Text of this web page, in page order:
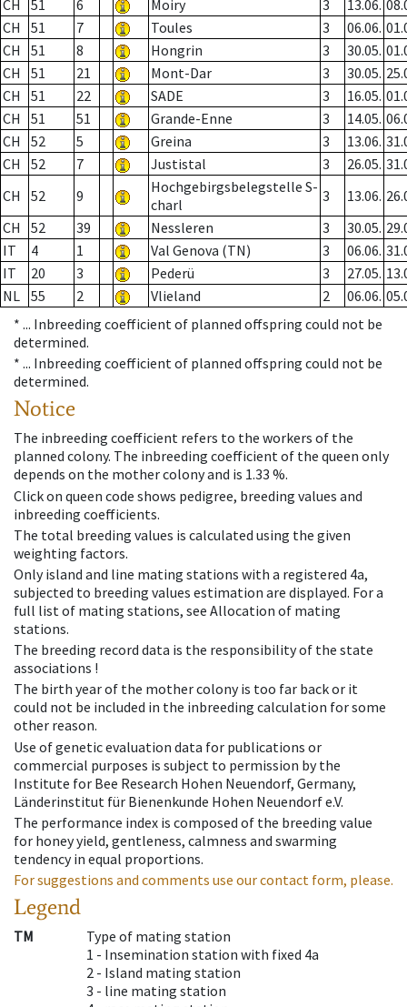
CH 51 6 Moiry 3 13.06.
CH
51 7 Toules 3 06.06.
CH
51 8 Hongrin 3 30.05.
CH
51 21 Mont-Dar 3 30.05.
CH
51 22 SADE 3 16.05.
CH
51 51 Grande-Enne 3 14.05.
CH
52 5 Greina 3 13.06.
CH
52 7 Justistal 3 26.05.
CH
52 9
Hochgebirgsbelegstelle S-
charl
3 13.06.
CH
52 39 Nessleren 3 30.05.
IT
4 1 Val Genova (TN) 3 06.06.
IT
20 3 Pederü 3 27.05.
NL 55 2 Vlieland 2 06.06.
* ... Inbreeding coefficient of planned offspring could not be
determined.
* ... Inbreeding coefficient of planned offspring could not be
determined.
Notice
The inbreeding coefficient refers to the workers of the
planned colony. The inbreeding coefficient of the queen only
depends on the mother colony and is 1.33 %.
Click on queen code shows pedigree, breeding values and
inbreeding coefficients.
The total breeding values is calculated using the given
weighting factors.
Only island and line mating stations with a registered 4a,
subjected to breeding values estimation are displayed. For a
full list of mating stations, see Allocation of mating
stations.
The breeding record data is the responsibility of the state
associations !
The birth year of the mother colony is too far back or it
could not be included in the inbreeding calculation for some
other reason.
Use of genetic evaluation data for publications or
commercial purposes is subject to permission by the
Institute for Bee Research Hohen Neuendorf, Germany,
Länderinstitut für Bienenkunde Hohen Neuendorf e.V.
The performance index is composed of the breeding value
for honey yield, gentleness, calmness and swarming
tendency in equal proportions.
For suggestions and comments use our contact form, please.
Legend
TM
Type of mating station
1 - Insemination station with fixed 4a
2 - Island mating station
3 - line mating station